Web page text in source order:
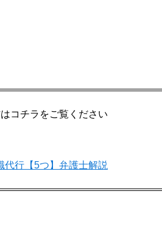
コチラをご覧ください
代行【5つ】弁護士解説